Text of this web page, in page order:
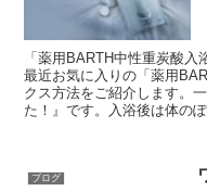
「薬用BARTH中性重炭酸
最近お気に入りの「薬用
クス方法をご紹介します。
た！』です。入浴後は体の
ブログ